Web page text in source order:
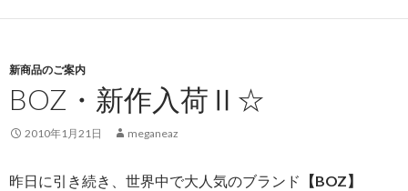
新商品のご案内
BOZ・新作入荷Ⅱ☆
2010年1月21日 meganeaz
昨日に引き続き、世界中で大人気のブランド 【BOZ】